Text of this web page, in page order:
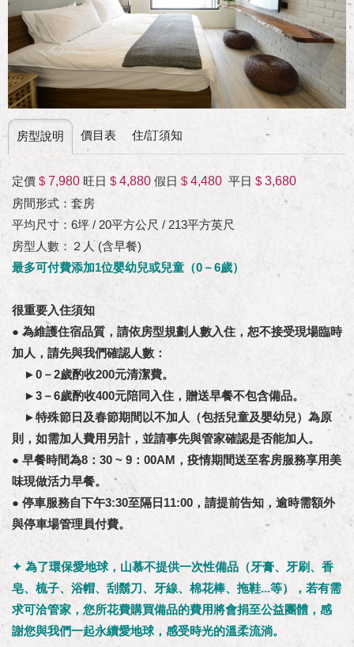
房型說明 價目表 住/訂須知
定價 $ 7,980 旺日 $ 4,880 假日 $ 4,480 平日 $ 3,680
房間形式：套房
平均尺寸：6坪 / 20平方公尺 / 213平方英尺
房型人數：２人 (含早餐)
最多可付費添加1位嬰幼兒或兒童（0－6歲）
很重要入住須知
● 為維護住宿品質，請依房型規劃人數入住，恕不接受現場臨時
加人，請先與我們確認人數：
►0－2歲酌收200元清潔費。
►3－6歲酌收400元陪同入住，贈送早餐不包含備品。
►特殊節日及春節期間以不加人（包括兒童及嬰幼兒）為原
則，如需加人費用另計，並請事先與管家確認是否能加人。
● 早餐時間為8：30 ~ 9：00AM，疫情期間送至客房服務享用美
味現做活力早餐。
● 停車服務自下午3:30至隔日11:00，請提前告知，逾時需額外
與停車場管理員付費。
✦ 為了環保愛地球，山慕不提供一次性備品（牙膏、牙刷、香
皂、梳子、浴帽、刮鬍刀、牙線、棉花棒、拖鞋...等），若有需
求可洽管家，您所花費購買備品的費用將會捐至公益團體，感
謝您與我們一起永續愛地球，感受時光的溫柔流淌。